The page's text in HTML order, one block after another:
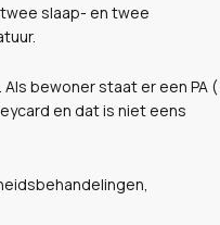
slaap- en twee
bewoner staat er een PA (
en dat is niet eens